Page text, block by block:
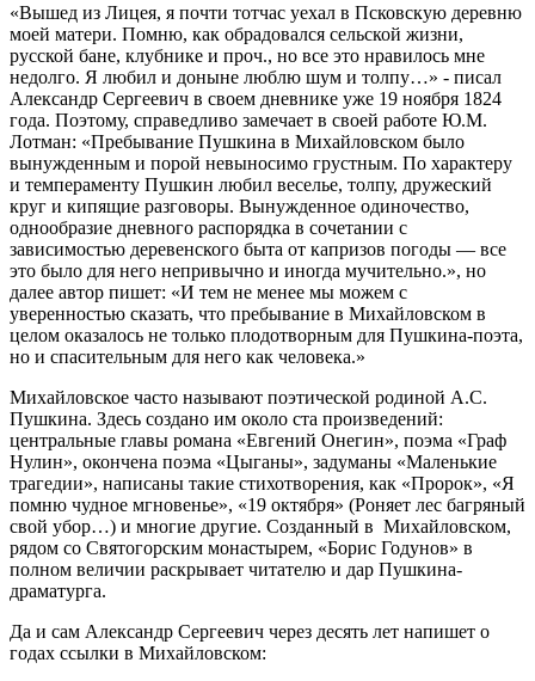
«Вышед из Лицея, я почти тотчас уехал в Псковскую деревню
моей матери. Помню, как обрадовался сельской жизни,
русской бане, клубнике и проч., но все это нравилось мне
недолго. Я любил и доныне люблю шум и толпу…» - писал
Александр Сергеевич в своем дневнике уже 19 ноября 1824
года. Поэтому, справедливо замечает в своей работе Ю.М.
Лотман: «Пребывание Пушкина в Михайловском было
вынужденным и порой невыносимо грустным. По характеру
и темпераменту Пушкин любил веселье, толпу, дружеский
круг и кипящие разговоры. Вынужденное одиночество,
однообразие дневного распорядка в сочетании с
зависимостью деревенского быта от капризов погоды — все
это было для него непривычно и иногда мучительно.», но
далее автор пишет: «И тем не менее мы можем с
уверенностью сказать, что пребывание в Михайловском в
целом оказалось не только плодотворным для Пушкина-поэта,
но и спасительным для него как человека.»
Михайловское часто называют поэтической родиной А.С.
Пушкина. Здесь создано им около ста произведений:
центральные главы романа «Евгений Онегин», поэма «Граф
Нулин», окончена поэма «Цыганы», задуманы «Маленькие
трагедии», написаны такие стихотворения, как «Пророк», «Я
помню чудное мгновенье», «19 октября» (Роняет лес багряный
свой убор…) и многие другие. Созданный в Михайловском,
рядом со Святогорским монастырем, «Борис Годунов» в
полном величии раскрывает читателю и дар Пушкина-
драматурга.
Да и сам Александр Сергеевич через десять лет напишет о
годах ссылки в Михайловском: